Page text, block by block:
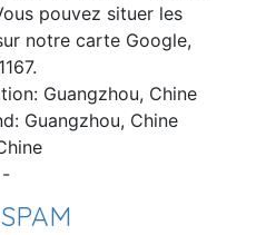
pouvez situer les
notre carte Google,
Guangzhou, Chine
Guangzhou, Chine
-